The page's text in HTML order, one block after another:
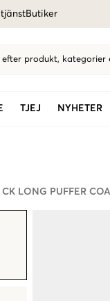
Butiker
efter produkt, kategorier
TJEJ NYHETER
CK LONG PUFFER